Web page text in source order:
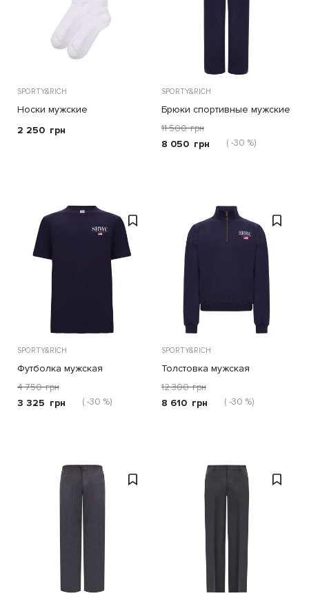
SPORTY&RICH
Носки мужские
2 250 грн
SPORTY&RICH
Брюки спортивные мужские
11 500 грн
8 050 грн ( -30 %)
SPORTY&RICH
Футболка мужская
4 750 грн
3 325 грн ( -30 %)
SPORTY&RICH
Толстовка мужская
12 300 грн
8 610 грн ( -30 %)